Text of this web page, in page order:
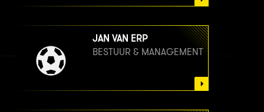
JAN VAN ERP
BESTUUR & MANAGEMENT